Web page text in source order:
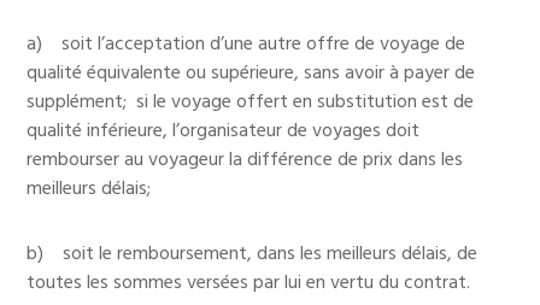
a) soit l’acceptation d’une autre offre de voyage de
qualité équivalente ou supérieure, sans avoir à payer de
supplément; si le voyage offert en substitution est de
qualité inférieure, l’organisateur de voyages doit
rembourser au voyageur la différence de prix dans les
meilleurs délais;
b) soit le remboursement, dans les meilleurs délais, de
toutes les sommes versées par lui en vertu du contrat.